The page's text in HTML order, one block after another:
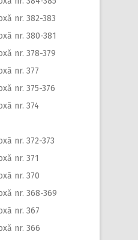
nr. 382-383
nr. 380-381
nr. 378-379
nr. 377
nr. 375-376
nr. 374
nr. 372-373
nr. 371
nr. 370
nr. 368-369
nr. 367
nr. 366